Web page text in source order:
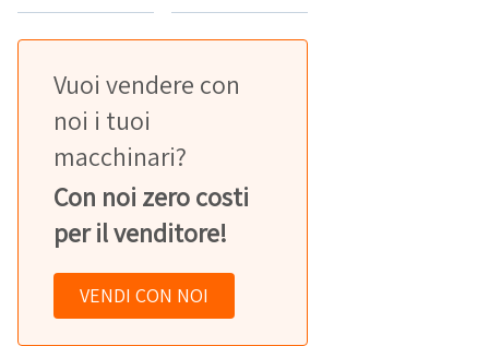
Vuoi vendere con
noi i tuoi
macchinari?
Con noi zero costi
per il venditore!
VENDI CON NOI